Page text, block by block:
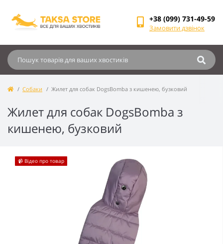
+38 (099) 731-49-59
Замовити дзвінок
Собаки Жилет для собак DogsBomba з кишенею, бузковий
Жилет для собак DogsBomba з
кишенею, бузковий
📹 Відео про товар